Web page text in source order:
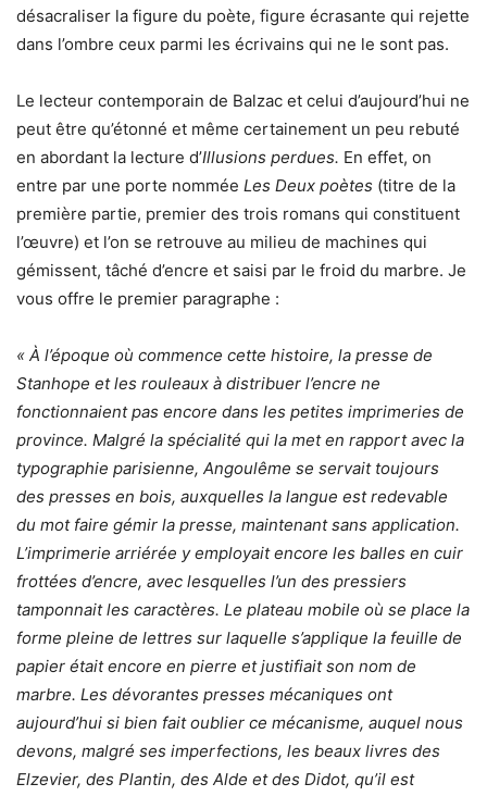
désacraliser la figure du poète, figure écrasante qui rejette
dans l’ombre ceux parmi les écrivains qui ne le sont pas.
Le lecteur contemporain de Balzac et celui d’aujourd’hui ne
peut être qu’étonné et même certainement un peu rebuté
en abordant la lecture d’Illusions perdues. En effet, on
entre par une porte nommée Les Deux poètes (titre de la
première partie, premier des trois romans qui constituent
l’œuvre) et l’on se retrouve au milieu de machines qui
gémissent, tâché d’encre et saisi par le froid du marbre. Je
vous offre le premier paragraphe :
« À l’époque où commence cette histoire, la presse de
Stanhope et les rouleaux à distribuer l’encre ne
fonctionnaient pas encore dans les petites imprimeries de
province. Malgré la spécialité qui la met en rapport avec la
typographie parisienne, Angoulême se servait toujours
des presses en bois, auxquelles la langue est redevable
du mot faire gémir la presse, maintenant sans application.
L’imprimerie arriérée y employait encore les balles en cuir
frottées d’encre, avec lesquelles l’un des pressiers
tamponnait les caractères. Le plateau mobile où se place la
forme pleine de lettres sur laquelle s’applique la feuille de
papier était encore en pierre et justifiait son nom de
marbre. Les dévorantes presses mécaniques ont
aujourd’hui si bien fait oublier ce mécanisme, auquel nous
devons, malgré ses imperfections, les beaux livres des
Elzevier, des Plantin, des Alde et des Didot, qu’il est